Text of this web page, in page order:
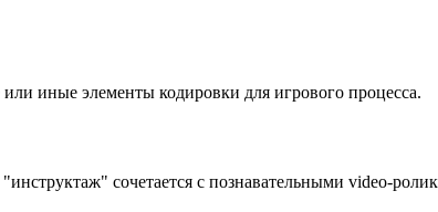
или иные элементы кодировки для игрового процесса.
сочетается с познавательными video-